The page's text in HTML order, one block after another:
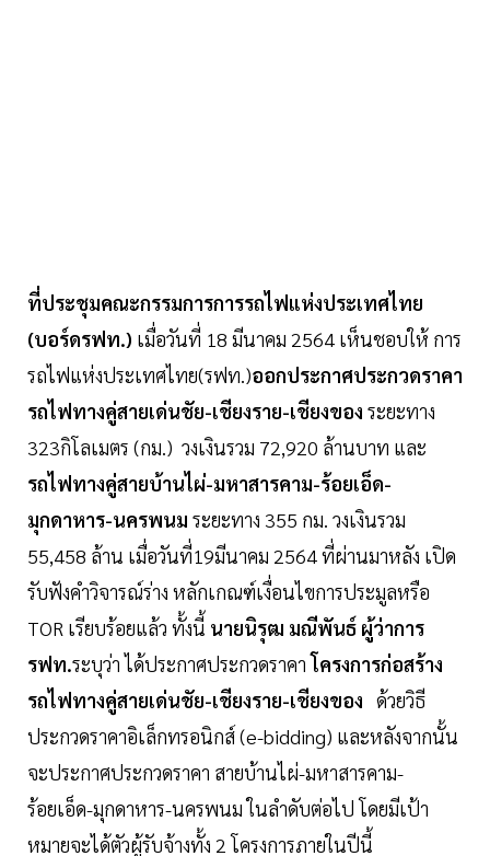
ที่ประชุมคณะกรรมการการรถไฟแห่งประเทศไทย
(บอร์ดรฟท.) เมื่อวันที่ 18 มีนาคม 2564 เห็นชอบให้ การ
รถไฟแห่งประเทศไทย(รฟท.)ออกประกาศประกวดราคา
รถไฟทางคู่สายเด่นชัย-เชียงราย-เชียงของ ระยะทาง
323กิโลเมตร (กม.) วงเงินรวม 72,920 ล้านบาท และ
รถไฟทางคู่สายบ้านไผ่-มหาสารคาม-ร้อยเอ็ด-
มุกดาหาร-นครพนม ระยะทาง 355 กม. วงเงินรวม
55,458 ล้าน เมื่อวันที่19มีนาคม 2564 ที่ผ่านมาหลัง เปิด
รับฟังคำวิจารณ์ร่าง หลักเกณฑ์เงื่อนไขการประมูลหรือ
TOR เรียบร้อยแล้ว ทั้งนี้ นายนิรุฒ มณีพันธ์ ผู้ว่าการ
รฟท.ระบุว่า ได้ประกาศประกวดราคาโครงการก่อสร้าง
รถไฟทางคู่สายเด่นชัย-เชียงราย-เชียงของ ด้วยวิธี
ประกวดราคาอิเล็กทรอนิกส์ (e-bidding) และหลังจากนั้น
จะประกาศประกวดราคา สายบ้านไผ่-มหาสารคาม-
ร้อยเอ็ด-มุกดาหาร-นครพนม ในลำดับต่อไป โดยมีเป้า
หมายจะได้ตัวผู้รับจ้างทั้ง 2 โครงการภายในปีนี้